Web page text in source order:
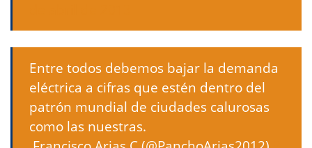
Entre todos debemos bajar la demanda
eléctrica a cifras que estén dentro del
patrón mundial de ciudades calurosas
como las nuestras.